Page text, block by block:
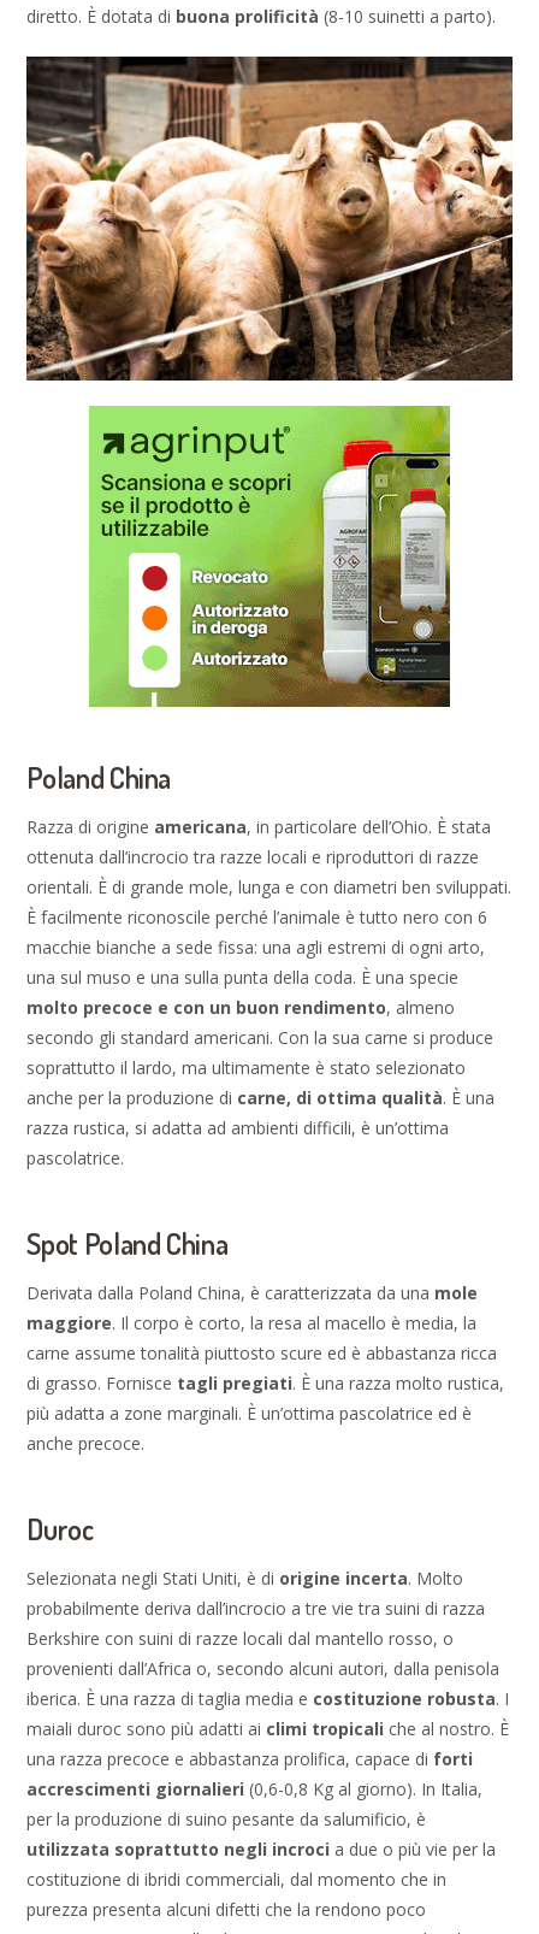
diretto. È dotata di buona prolificità (8-10 suinetti a parto).
Poland China
Razza di origine americana, in particolare dell’Ohio. È stata
ottenuta dall’incrocio tra razze locali e riproduttori di razze
orientali. È di grande mole, lunga e con diametri ben sviluppati.
È facilmente riconoscile perché l’animale è tutto nero con 6
macchie bianche a sede fissa: una agli estremi di ogni arto,
una sul muso e una sulla punta della coda. È una specie
molto precoce e con un buon rendimento, almeno
secondo gli standard americani. Con la sua carne si produce
soprattutto il lardo, ma ultimamente è stato selezionato
anche per la produzione di carne, di ottima qualità. È una
razza rustica, si adatta ad ambienti difficili, è un’ottima
pascolatrice.
Spot Poland China
Derivata dalla Poland China, è caratterizzata da una mole
maggiore. Il corpo è corto, la resa al macello è media, la
carne assume tonalità piuttosto scure ed è abbastanza ricca
di grasso. Fornisce tagli pregiati. È una razza molto rustica,
più adatta a zone marginali. È un’ottima pascolatrice ed è
anche precoce.
Duroc
Selezionata negli Stati Uniti, è di origine incerta. Molto
probabilmente deriva dall’incrocio a tre vie tra suini di razza
Berkshire con suini di razze locali dal mantello rosso, o
provenienti dall’Africa o, secondo alcuni autori, dalla penisola
iberica. È una razza di taglia media e costituzione robusta. I
maiali duroc sono più adatti ai climi tropicali che al nostro. È
una razza precoce e abbastanza prolifica, capace di forti
accrescimenti giornalieri (0,6-0,8 Kg al giorno). In Italia,
per la produzione di suino pesante da salumificio, è
utilizzata soprattutto negli incroci a due o più vie per la
costituzione di ibridi commerciali, dal momento che in
purezza presenta alcuni difetti che la rendono poco